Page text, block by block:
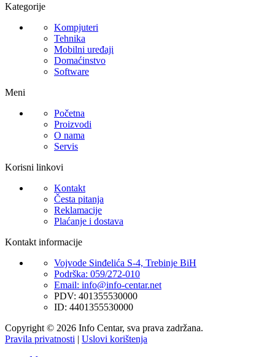
Kategorije
Kompjuteri
Tehnika
Mobilni uređaji
Domaćinstvo
Software
Meni
Početna
Proizvodi
O nama
Servis
Korisni linkovi
Kontakt
Česta pitanja
Reklamacije
Plaćanje i dostava
Kontakt informacije
Vojvode Sinđelića S-4, Trebinje BiH
Podrška: 059/272-010
Email: info@info-centar.net
PDV: 401355530000
ID: 4401355530000
Copyright © 2026 Info Centar, sva prava zadržana.
Pravila privatnosti | Uslovi korištenja